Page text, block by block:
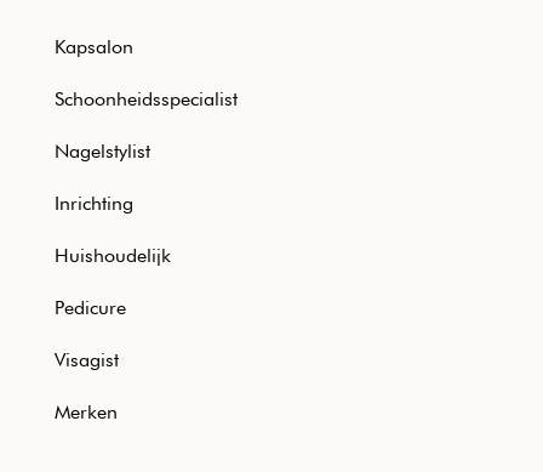
Kapsalon
Schoonheidsspecialist
Nagelstylist
Inrichting
Huishoudelijk
Pedicure
Visagist
Merken